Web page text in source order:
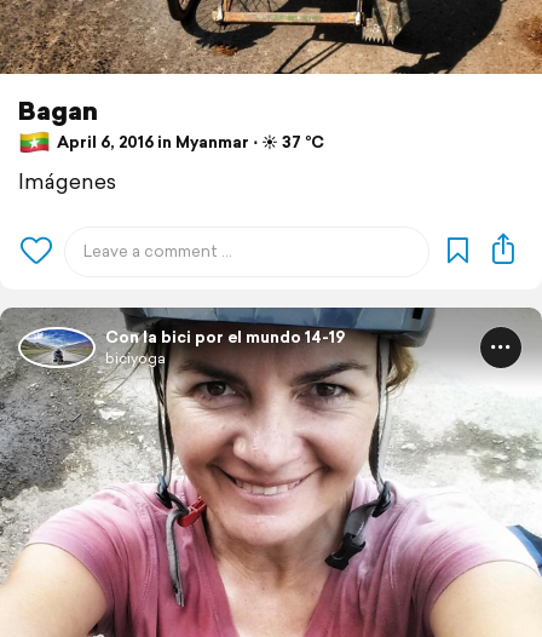
Bagan
April 6, 2016 in Myanmar ⋅ ☀️ 37 °C
Imágenes
Con la bici por el mundo 14-19
biciyoga